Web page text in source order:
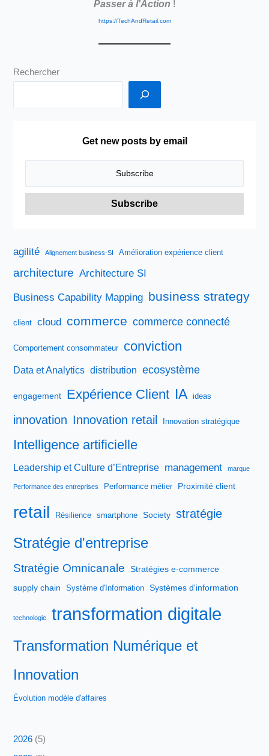
Passer à l'Action !
https://TechAndRetail.com
Rechercher
Get new posts by email
agilité Alignement business-SI Amélioration expérience client
architecture Architecture SI
Business Capability Mapping business strategy
client cloud commerce commerce connecté
Comportement consommateur conviction
Data et Analytics distribution ecosystème
engagement Expérience Client IA ideas
innovation Innovation retail Innovation stratégique
Intelligence artificielle
Leadership et Culture d’Entreprise management marque
Performance des entreprises Performance métier Proximité client
retail Résilience smartphone Society stratégie
Stratégie d'entreprise
Stratégie Omnicanale
Stratégies e-commerce
supply chain
Système d'Information Systèmes d'information
technologie transformation digitale
Transformation Numérique et
Innovation
Évolution modèle d'affaires
2026 (5)